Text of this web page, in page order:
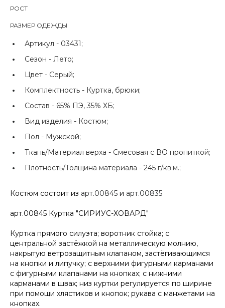
РОСТ
РАЗМЕР ОДЕЖДЫ
Артикул - 03431;
Сезон - Лето;
Цвет - Серый;
Комплектность - Куртка, брюки;
Состав - 65% ПЭ, 35% ХБ;
Вид изделия - Костюм;
Пол - Мужской;
Ткань/Материал верха - Смесовая с ВО пропиткой;
Плотность/Толщина материала - 245 г/кв.м.;
Костюм состоит из арт.00845 и арт.00835
арт.00845 Куртка "СИРИУС-ХОВАРД"
Куртка прямого силуэта; воротник стойка; с
центральной застёжкой на металлическую молнию,
накрытую ветрозащитным клапаном, застёгивающимся
на кнопки и липучку; с верхними фигурными карманами
с фигурными клапанами на кнопках; с нижними
карманами в швах; низ куртки регулируется по ширине
при помощи хлястиков и кнопок; рукава с манжетами на
кнопках.